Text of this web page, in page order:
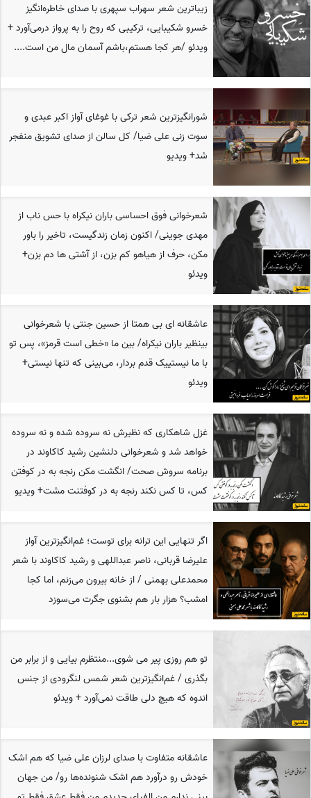
زیباترین شعر سهراب سپهری با صدای خاطره‌انگیز
خسرو شکیبایی، ترکیبی که روح را به پرواز درمی‌آورد +
ویدئو /هر کجا هستم،باشم آسمان مال من است....
شورانگیزترین شعر ترکی با غوغای آواز اکبر عبدی و
سوت زنی علی ضیا/ کل سالن از صدای تشویق منفجر
شد+ ویدیو
شعرخوانی فوق احساسی باران نیکراه با حس ناب از
مهدی جوینی/ اکنون زمان زندگیست، تاخیر را باور
مکن، حرف از هیاهو کم بزن، از آشتی ها دم بزن+
ویدئو
عاشقانه ای بی همتا از حسین جنتی با شعرخوانی
بینظیر باران نیکراه/ بین ما «خطی است قرمز»، پس تو
با ما نیستییک قدم بردار، می‌بینی که تنها نیستی+
ویدئو
غزل شاهکاری که نظیرش نه سروده شده و نه سروده
خواهد شد و شعرخوانی دلنشین رشید کاکاوند در
برنامه سروش صحت/ انگشت مکن رنجه به در کوفتن
کس، تا کس نکند رنجه به در کوفتنت مشت+ ویدیو
اگر تنهایی این ترانه برای توست؛ غم‌انگیزترین آواز
علیرضا قربانی، ناصر عبداللهی و رشید کاکاوند با شعر
محمدعلی بهمنی / از خانه بیرون می‌زنم، اما کجا
امشب؟ هزار بار هم بشنوی جگرت می‌سوزد
تو هم روزی پیر می شوی...منتظرم بیایی و از برابر من
بگذری / غم‌انگیزترین شعر شمس لنگرودی از جنس
اندوه که هیچ دلی طاقت نمی‌آورد + ویدئو
عاشقانه متفاوت با صدای لرزان علی ضیا که هم اشک
خودش رو درآورد هم اشک شنونده‌ها رو/ من جهان